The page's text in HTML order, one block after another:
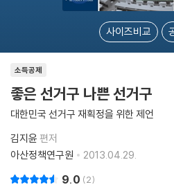
사이즈비교
소득공제
좋은 선거구 나쁜 선거구
대한민국 선거구 재획정을 위한 제언
김지윤 편저
아산정책연구원
2013.04.29.
9.0 2